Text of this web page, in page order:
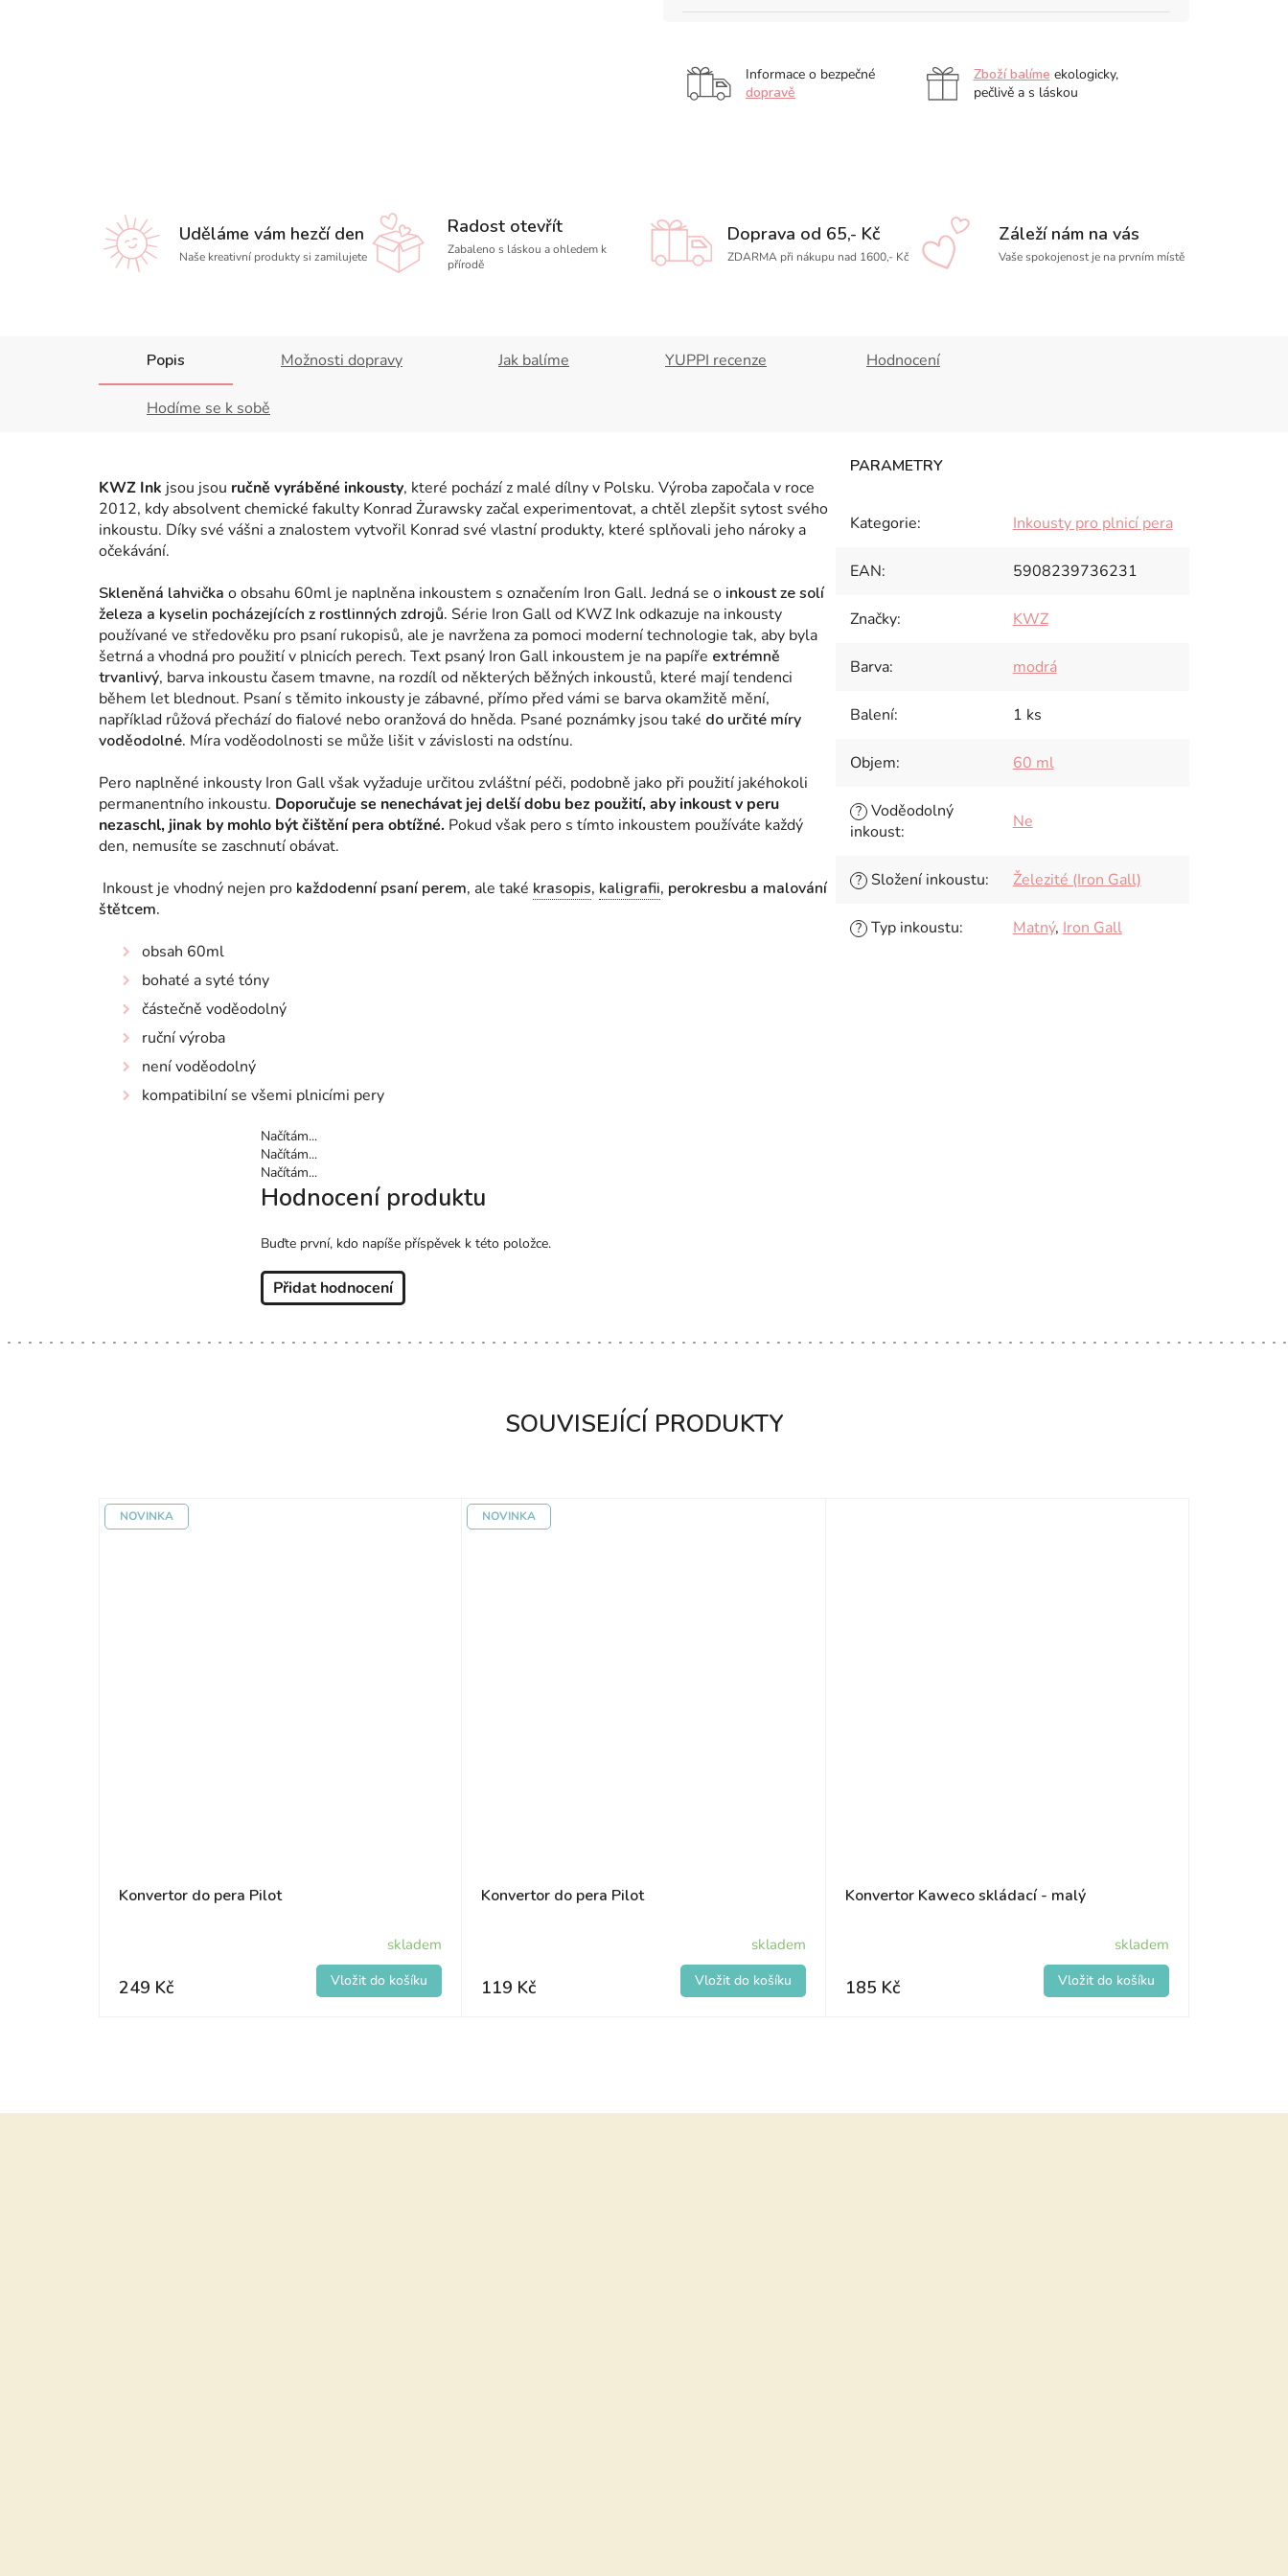
Informace o bezpečné
dopravě
Zboží balíme ekologicky,
pečlivě a s láskou
Uděláme vám hezčí den
Naše kreativní produkty si zamilujete
Radost otevřít
Zabaleno s láskou a ohledem k
přírodě
Doprava od 65,- Kč
ZDARMA při nákupu nad 1600,- Kč
Záleží nám na vás
Vaše spokojenost je na prvním místě
SOUVISEJÍCÍ PRODUKTY
NOVINKA
Konvertor do pera Pilot
skladem
249 Kč
NOVINKA
Konvertor do pera Pilot
skladem
119 Kč
Konvertor Kaweco skládací - malý
skladem
185 Kč
Popis Možnosti dopravy Jak balíme YUPPI recenze Hodnocení
Hodíme se k sobě
KWZ Ink jsou jsou ručně vyráběné inkousty, které pochází z malé dílny v Polsku. Výroba započala v roce
2012, kdy absolvent chemické fakulty Konrad Żurawsky začal experimentovat, a chtěl zlepšit sytost svého
inkoustu. Díky své vášni a znalostem vytvořil Konrad své vlastní produkty, které splňovali jeho nároky a
očekávání.
Skleněná lahvička o obsahu 60ml je naplněna inkoustem s označením Iron Gall. Jedná se o inkoust ze solí
železa a kyselin pocházejících z rostlinných zdrojů. Série Iron Gall od KWZ Ink odkazuje na inkousty
používané ve středověku pro psaní rukopisů, ale je navržena za pomoci moderní technologie tak, aby byla
šetrná a vhodná pro použití v plnicích perech. Text psaný Iron Gall inkoustem je na papíře extrémně
trvanlivý, barva inkoustu časem tmavne, na rozdíl od některých běžných inkoustů, které mají tendenci
během let blednout. Psaní s těmito inkousty je zábavné, přímo před vámi se barva okamžitě mění,
například růžová přechází do fialové nebo oranžová do hněda. Psané poznámky jsou také do určité míry
voděodolné. Míra voděodolnosti se může lišit v závislosti na odstínu.
Pero naplněné inkousty Iron Gall však vyžaduje určitou zvláštní péči, podobně jako při použití jakéhokoli
permanentního inkoustu. Doporučuje se nenechávat jej delší dobu bez použití, aby inkoust v peru
nezaschl, jinak by mohlo být čištění pera obtížné. Pokud však pero s tímto inkoustem používáte každý
den, nemusíte se zaschnutí obávat.
Inkoust je vhodný nejen pro každodenní psaní perem, ale také krasopis, kaligrafii, perokresbu a malování
štětcem.
obsah 60ml
bohaté a syté tóny
částečně voděodolný
ruční výroba
není voděodolný
kompatibilní se všemi plnicími pery
Kategorie: Inkousty pro plnicí pera
EAN: 5908239736231
Značky: KWZ
Barva: modrá
Balení: 1 ks
Objem: 60 ml
? Voděodolný
inkoust: Ne
? Složení inkoustu: Železité (Iron Gall)
? Typ inkoustu: Matný, Iron Gall
Načítám...
Načítám...
Načítám...
Hodnocení produktu
Buďte první, kdo napíše příspěvek k této položce.
Přidat hodnocení